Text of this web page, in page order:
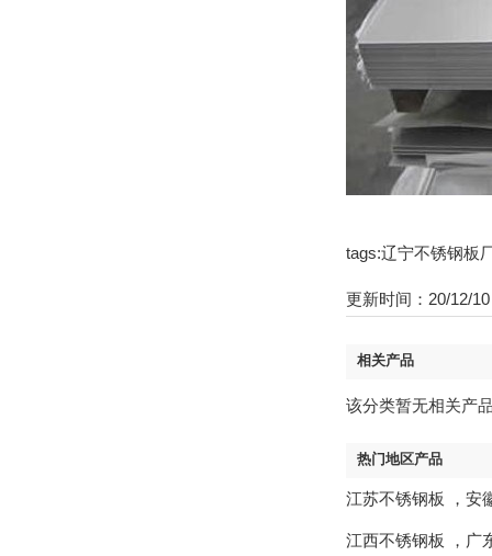
tags:辽宁不锈钢板
更新时间：20/12/
相关产品
该分类暂无相关产
热门地区产品
江苏不锈钢板 ， 安
江西不锈钢板 ， 广